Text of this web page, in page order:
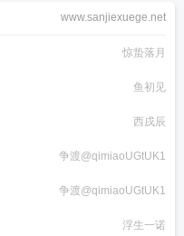
www.sanjiexuege.net
惊蛰落月
鱼初见
西戌辰
争渡@qimiaoUGtUK1
争渡@qimiaoUGtUK1
浮生一诺